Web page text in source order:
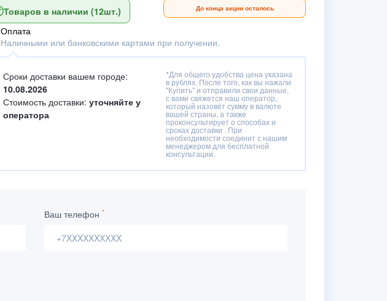
Товаров в наличии (12шт.) До конца акции осталось
Оплата
Наличными или банковскими картами при получении.
Сроки доставки вашем городе:
10.08.2026
Стоимость доставки: уточняйте у
оператора
*Для общего удобства цена указана
в рублях. После того, как вы нажали
"Купить" и отправили свои данные,
с вами свяжется наш оператор,
который назовёт сумму в валюте
вашей страны, а также
проконсультирует о способах и
сроках доставки . При
необходимости соединит с нашим
менеджером для бесплатной
консультации.
Ваш телефон *